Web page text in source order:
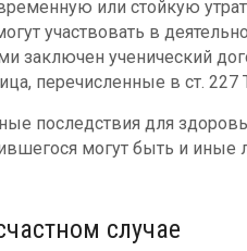
или стойкую
участвовать в
заключен ученический
перечисленные в ст.
последствия для
могут быть и иные
случае